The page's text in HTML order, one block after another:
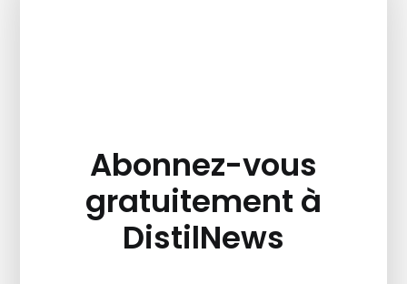
Abonnez-vous
gratuitement à
DistilNews